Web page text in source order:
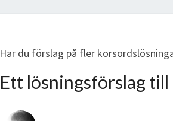
Har du förslag på fler
Ett lösningsförslag till